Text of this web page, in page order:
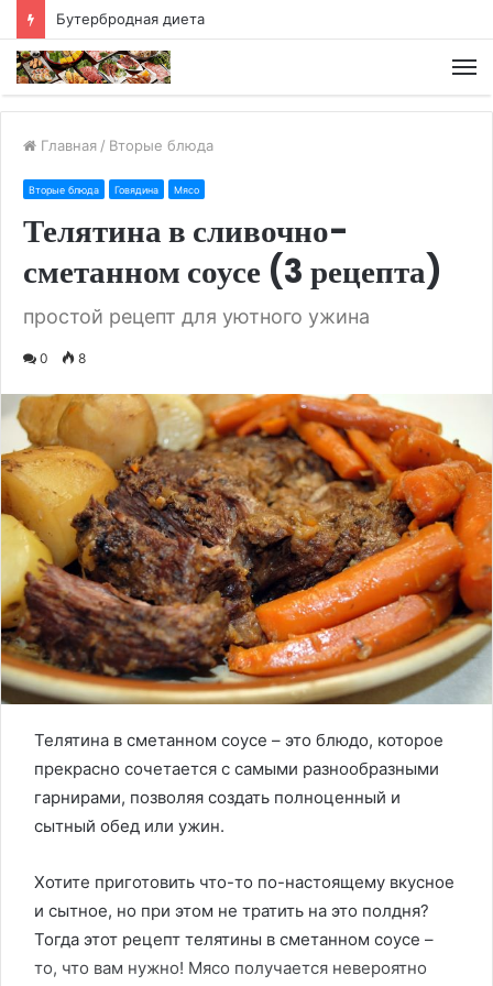
Хлебная диета
Главная / Вторые блюда
Вторые блюда Говядина Мясо
Телятина в сливочно-
сметанном соусе (3 рецепта)
простой рецепт для уютного ужина
0 8
Телятина в сметанном соусе – это блюдо, которое
прекрасно сочетается с самыми разнообразными
гарнирами, позволяя создать полноценный и
сытный обед или ужин.
Хотите приготовить что-то по-настоящему вкусное
и сытное, но при этом не тратить на это полдня?
Тогда этот рецепт телятины в сметанном соусе –
то, что вам нужно! Мясо получается невероятно